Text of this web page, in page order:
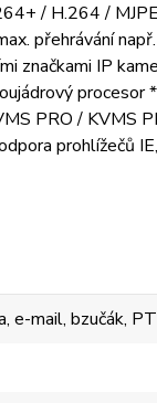
/ H.264 /
přehrávání
značkami IP
PRO / KVMS
prohlížečů
e-mail, bzučák,